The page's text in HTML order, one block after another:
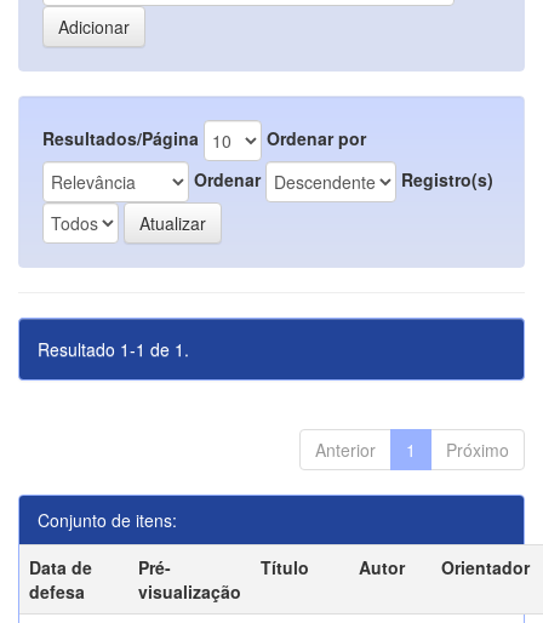
Resultados/Página
Ordenar por
Ordenar
Registro(s)
Resultado 1-1 de 1.
Anterior 1 Próximo
Conjunto de itens:
Data de
defesa
Pré-
visualização
Título Autor Orientador